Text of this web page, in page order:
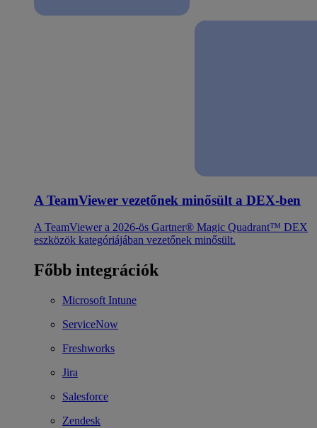
A TeamViewer vezetőnek minősült a DEX-ben
A TeamViewer a 2026-ös Gartner® Magic Quadrant™ DEX
eszközök kategóriájában vezetőnek minősült.
Főbb integrációk
Microsoft Intune
ServiceNow
Freshworks
Jira
Salesforce
Zendesk